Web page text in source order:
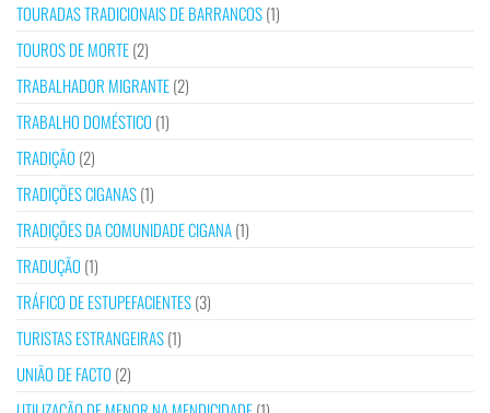
TOURADAS TRADICIONAIS DE BARRANCOS(1)
TOUROS DE MORTE(2)
TRABALHADOR MIGRANTE(2)
TRABALHO DOMÉSTICO (1)
TRADIÇÃO (2)
TRADIÇÕES CIGANAS(1)
TRADIÇÕES DA COMUNIDADE CIGANA(1)
TRADUÇÃO (1)
TRÁFICO DE ESTUPEFACIENTES(3)
TURISTAS ESTRANGEIRAS(1)
UNIÃO DE FACTO (2)